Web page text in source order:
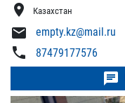
location_on Казахстан
mail empty.kz@mail.ru
phone 87479177576
chat